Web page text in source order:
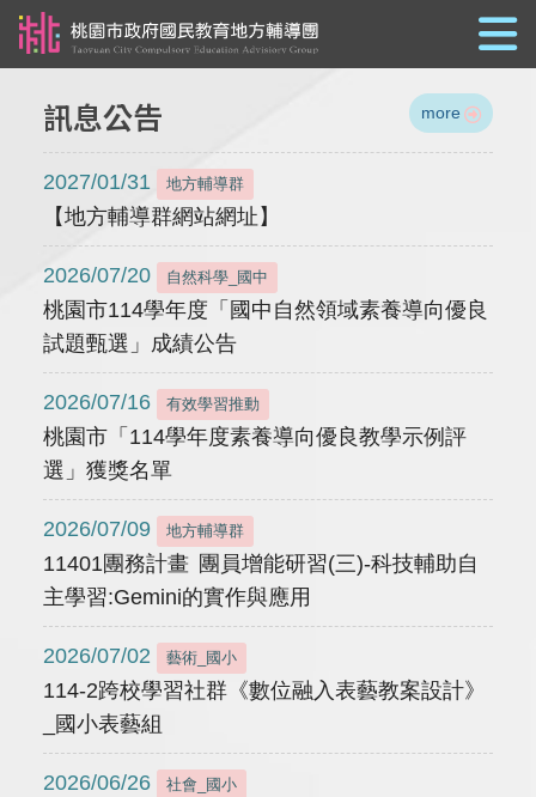
訊息公告 more
2027/01/31 地方輔導群
【地方輔導群網站網址】
2026/07/20 自然科學_國中
桃園市114學年度「國中自然領域素養導向優良
試題甄選」成績公告
2026/07/16 有效學習推動
桃園市「114學年度素養導向優良教學示例評
選」獲獎名單
2026/07/09 地方輔導群
11401團務計畫 團員增能研習(三)-科技輔助自
主學習:Gemini的實作與應用
2026/07/02 藝術_國小
114-2跨校學習社群《數位融入表藝教案設計》
_國小表藝組
2026/06/26 社會_國小